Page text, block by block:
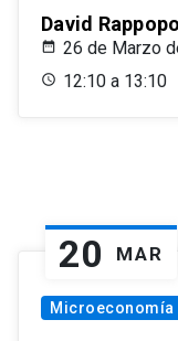
David
26 de Marzo
12:10 a 13:10
20 MAR
Microeconomía